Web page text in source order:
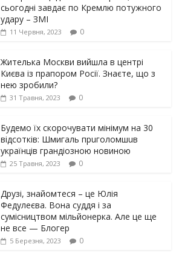
сьогодні завдає по Кремлю потужного
yдарy – ЗМІ
11 Червня, 2023 0
Жителька Москви вийшла в центрі
Києва із прапором Росії. Знаєте, що з
нею зробили?
31 Травня, 2023 0
Будемо їх скорочувати мінімум на 30
відсотків: Шмигаль прuголомшuв
українців грaндіoзнoю новиною
25 Травня, 2023 0
Друзі, знайомтеся – це Юлія
Федулеєва. Вона суддя і за
сумісництвом мільйонерка. Але це ще
не все — Блогер
5 Березня, 2023 0